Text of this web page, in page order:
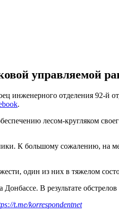
управляемой
инженерного отделения
.
лесом-кругляком
К большому сожалению, на
один из них в тяжелом
Донбассе. В результате
t.me/korrespondentnet